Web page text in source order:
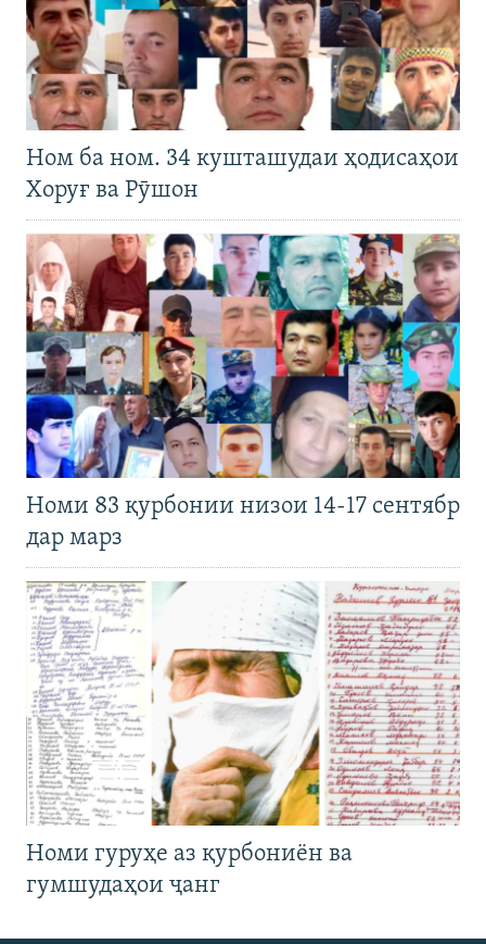
Ном ба ном. 34 кушташудаи ҳодисаҳои
Хоруғ ва Рӯшон
Номи 83 қурбонии низои 14-17 сентябр
дар марз
Номи гуруҳе аз қурбониён ва
гумшудаҳои ҷанг